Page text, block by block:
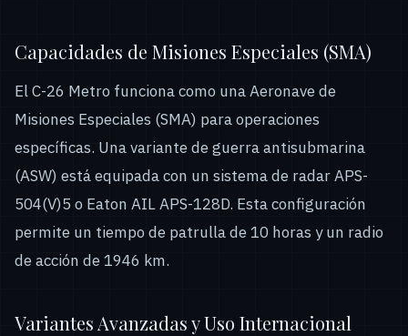
Capacidades de Misiones Especiales (SMA)
El C-26 Metro funciona como una Aeronave de
Misiones Especiales (SMA) para operaciones
específicas. Una variante de guerra antisubmarina
(ASW) está equipada con un sistema de radar APS-
504(V)5 o Eaton AIL APS-128D. Esta configuración
permite un tiempo de patrulla de 10 horas y un radio
de acción de 1946 km.
Variantes Avanzadas y Uso Internacional